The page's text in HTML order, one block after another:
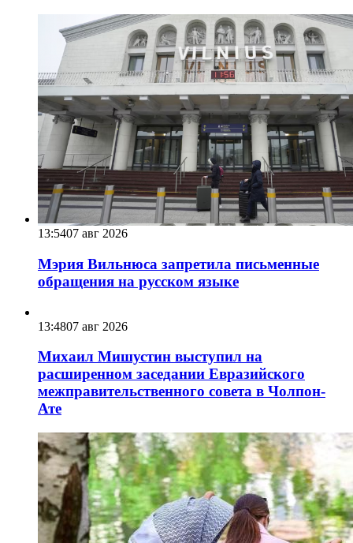
13:5407 авг 2026
Мэрия Вильнюса запретила письменные
обращения на русском языке
13:4807 авг 2026
Михаил Мишустин выступил на
расширенном заседании Евразийского
межправительственного совета в Чолпон-
Ате